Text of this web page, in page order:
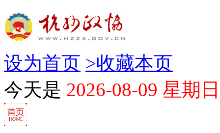
设为首页 >收藏本页
今天是 2026-08-09 星期日